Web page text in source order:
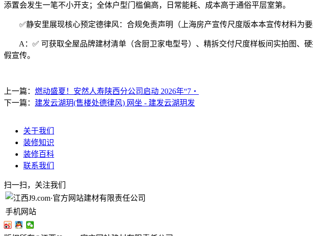
添置会发生一笔不小开支；全体户型门槛偏高，日常能耗、成本高于通俗平层室第。
✅静安里展现核心预定德律风：合规免责声明（上海房产宣传尺度版本本宣传材料为要
A：✅ 可获取全屋品牌建材清单（含厨卫家电型号）、精拆交付尺度样板间实拍图、
假宣传。
上一篇： 燃动盛夏！安然人寿陕西分公司启动 2026年“7・
下一篇： 建发云湖玥(售楼处德律风) 网坐 - 建发云湖玥发
关于我们
装修知识
装修百科
联系我们
扫一扫，关注我们
手机网站